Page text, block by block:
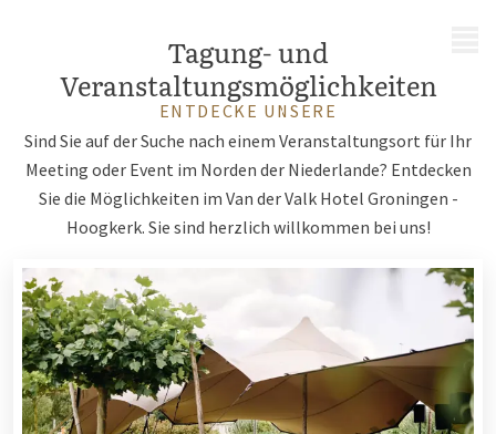
Tagung- und
Veranstaltungsmöglichkeiten
ENTDECKE UNSERE
Sind Sie auf der Suche nach einem Veranstaltungsort für Ihr
Meeting oder Event im Norden der Niederlande? Entdecken
Sie die Möglichkeiten im Van der Valk Hotel Groningen -
Hoogkerk. Sie sind herzlich willkommen bei uns!